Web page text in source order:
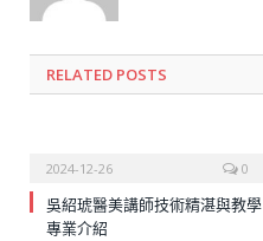
RELATED POSTS
2024-12-26 0
吳紹琥醫美講師技術精湛與教學
專業介紹